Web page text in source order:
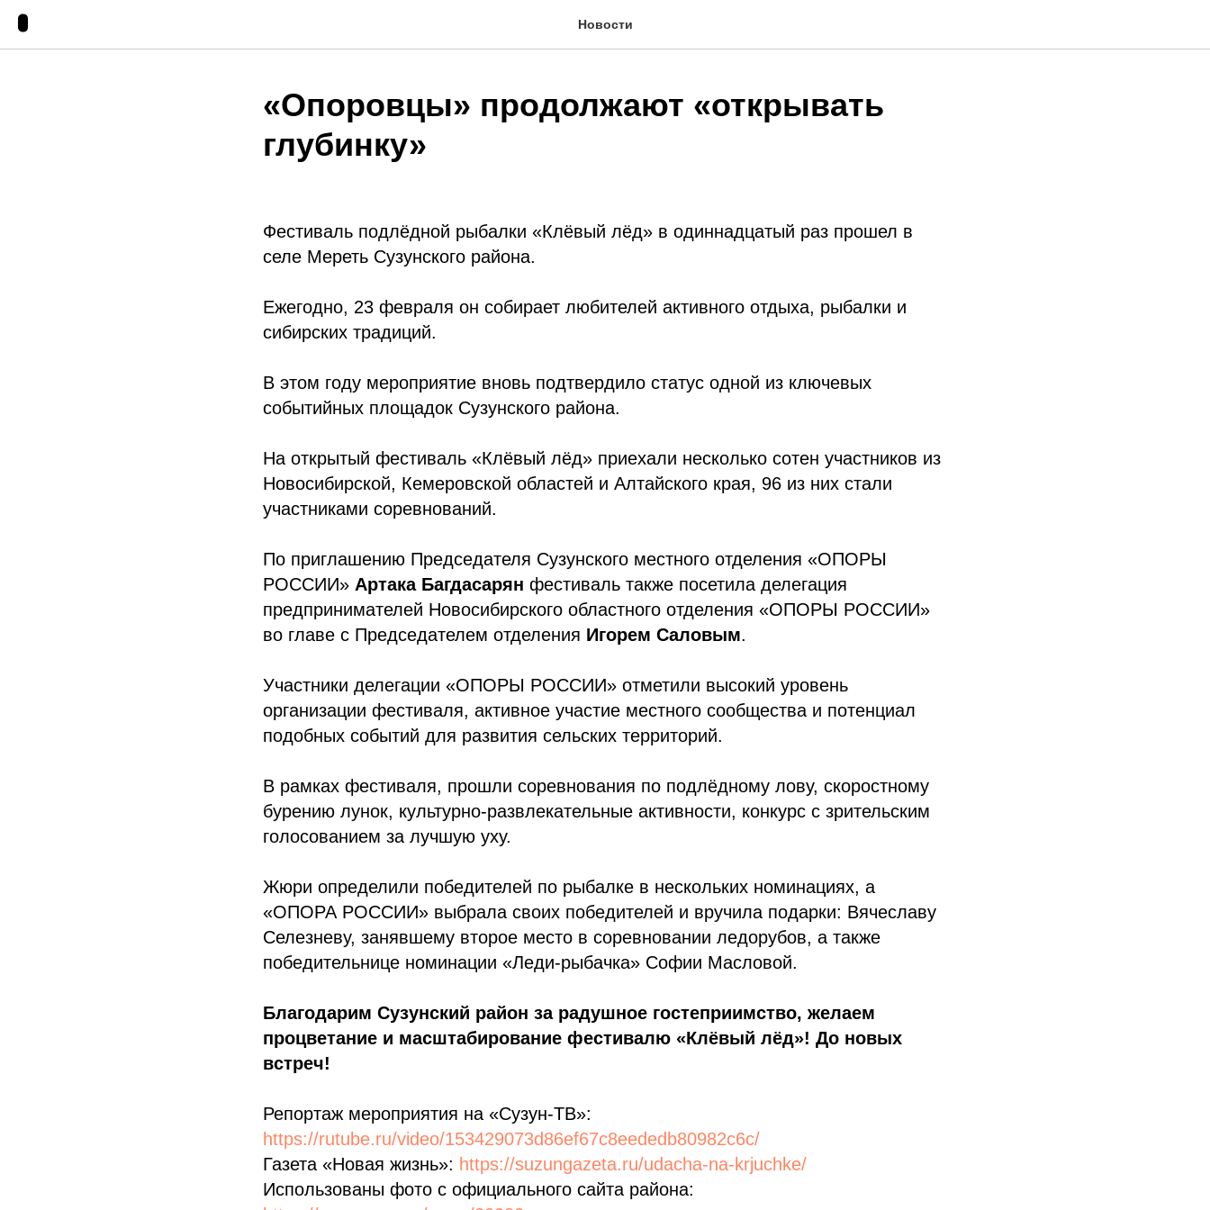
Новости
«Опоровцы» продолжают «открывать
глубинку»
Фестиваль подлёдной рыбалки «Клёвый лёд» в одиннадцатый раз прошел в
селе Мереть Сузунского района.
Ежегодно, 23 февраля он собирает любителей активного отдыха, рыбалки и
сибирских традиций.
В этом году мероприятие вновь подтвердило статус одной из ключевых
событийных площадок Сузунского района.
На открытый фестиваль «Клёвый лёд» приехали несколько сотен участников из
Новосибирской, Кемеровской областей и Алтайского края, 96 из них стали
участниками соревнований.
По приглашению Председателя Сузунского местного отделения «ОПОРЫ
РОССИИ» Артака Багдасарян фестиваль также посетила делегация
предпринимателей Новосибирского областного отделения «ОПОРЫ РОССИИ»
во главе с Председателем отделения Игорем Саловым.
Участники делегации «ОПОРЫ РОССИИ» отметили высокий уровень
организации фестиваля, активное участие местного сообщества и потенциал
подобных событий для развития сельских территорий.
В рамках фестиваля, прошли соревнования по подлёдному лову, скоростному
бурению лунок, культурно-развлекательные активности, конкурс с зрительским
голосованием за лучшую уху.
Жюри определили победителей по рыбалке в нескольких номинациях, а
«ОПОРА РОССИИ» выбрала своих победителей и вручила подарки: Вячеславу
Селезневу, занявшему второе место в соревновании ледорубов, а также
победительнице номинации «Леди-рыбачка» Софии Масловой.
Благодарим Сузунский район за радушное гостеприимство, желаем
процветание и масштабирование фестивалю «Клёвый лёд»! До новых
встреч!
Репортаж мероприятия на «Сузун-ТВ»:
https://rutube.ru/video/153429073d86ef67c8eededb80982c6c/
Газета «Новая жизнь»: https://suzungazeta.ru/udacha-na-krjuchke/
Использованы фото с официального сайта района: